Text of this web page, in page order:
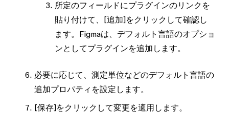
所定のフィールドにプラグインのリンクを
貼り付けて、 [追加]をクリックして確認し
ます。Figmaは、デフォルト言語のオプショ
ンとしてプラグインを追加します。
必要に応じて、測定単位などのデフォルト言語の
追加プロパティを設定します。
[保存]をクリックして変更を適用します。